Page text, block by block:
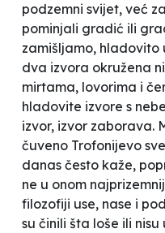
podzemni svijet, već
pominjali gradić ili
zamišljamo, hladovito
dva izvora okružena
mirtama, lovorima i
hladovite izvore s
izvor, izvor zaborava.
čuveno Trofonijevo
danas često kaže,
ne u onom
filozofiji use, nase i
su činili šta loše ili